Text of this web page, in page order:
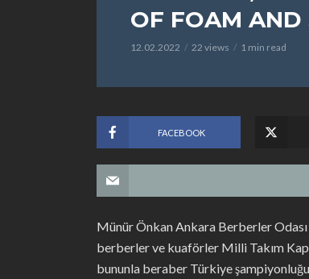
OF FOAM AND
12.02.2022 22 views 1 min read
FACEBOOK
Münür Önkan Ankara Berberler
berberler ve kuaförler Milli Takım
bununla beraber Türkiye